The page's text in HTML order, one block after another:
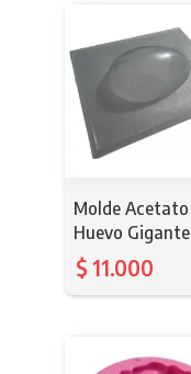
Molde Acetato
Huevo Gigante
$ 11.000